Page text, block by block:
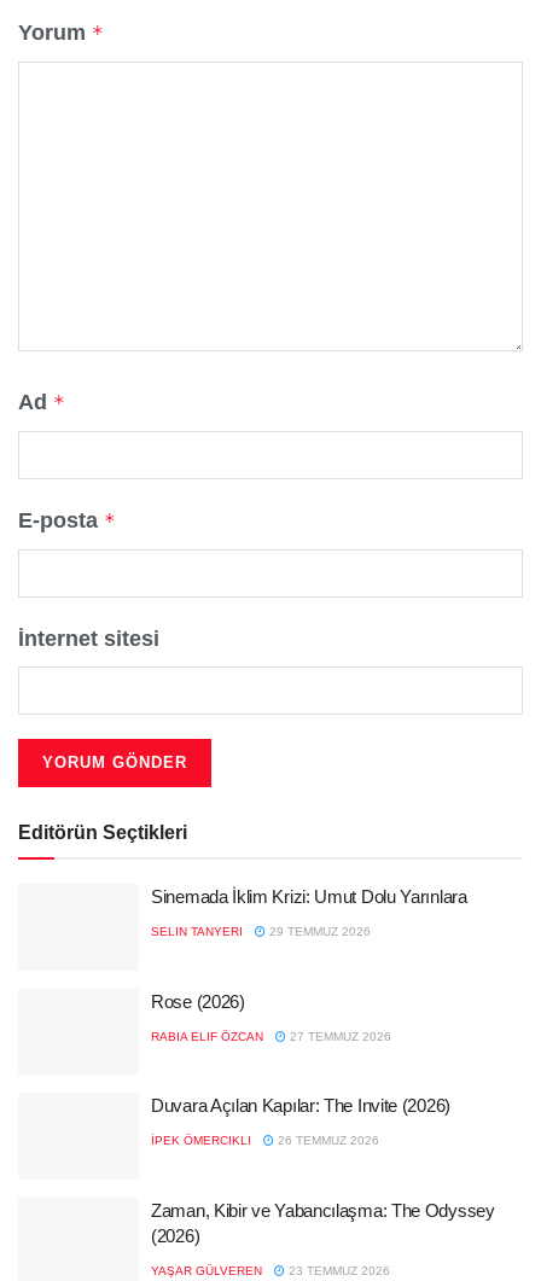
Yorum *
Ad *
E-posta *
İnternet sitesi
Editörün Seçtikleri
Sinemada İklim Krizi: Umut Dolu Yarınlara
SELIN TANYERI 29 TEMMUZ 2026
Rose (2026)
RABIA ELIF ÖZCAN 27 TEMMUZ 2026
Duvara Açılan Kapılar: The Invite (2026)
İPEK ÖMERCIKLI 26 TEMMUZ 2026
Zaman, Kibir ve Yabancılaşma: The Odyssey
(2026)
YAŞAR GÜLVEREN 23 TEMMUZ 2026